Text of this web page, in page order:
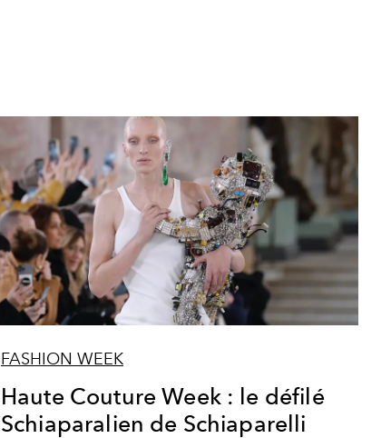
FASHION WEEK
Haute Couture Week : le défilé
Schiaparalien de Schiaparelli